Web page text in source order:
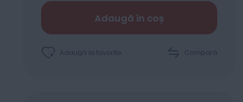
Adaugă în coș
Adaugă la favorite Compară